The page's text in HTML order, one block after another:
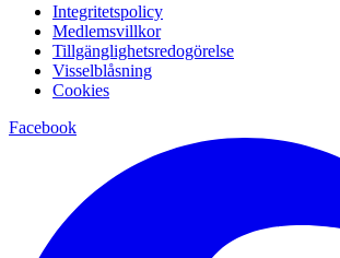
Integritetspolicy
Medlemsvillkor
Tillgänglighetsredogörelse
Visselblåsning
Cookies
Facebook